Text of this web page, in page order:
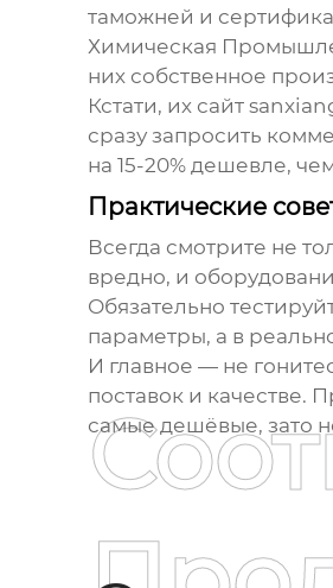
таможней и
Химическая
них собственное
Кстати, их сайт
сразу запросить
на 15-20% дешевле,
Практические
Всегда смотрите не
вредно, и
Обязательно
параметры, а в
И главное — не
поставок и
самые дешёвые, зато